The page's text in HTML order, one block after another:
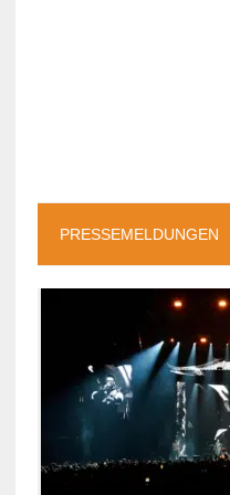
PRESSEMELDUNGEN